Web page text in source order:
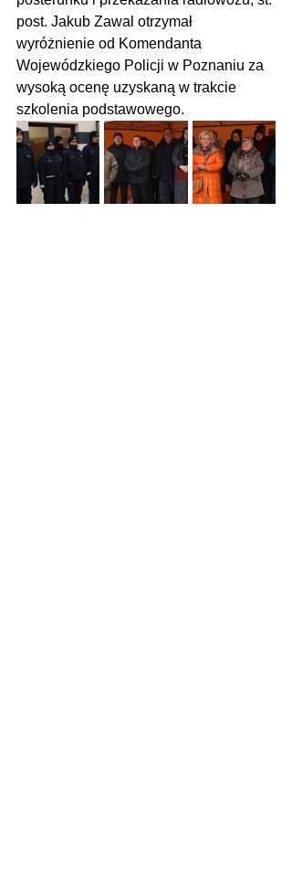
post. Jakub Zawal otrzymał
wyróżnienie od Komendanta
Wojewódzkiego Policji w Poznaniu za
wysoką ocenę uzyskaną w trakcie
szkolenia podstawowego.